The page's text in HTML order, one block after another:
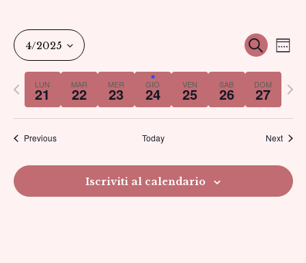
e
viste
Cerca
4/2025
Select
date.LUN
21 MAR
22 MER
23 GIO
24 VEN
25 SAB
26 DOM
27
Previous
week
Previous Today Next
Iscriviti al calendario